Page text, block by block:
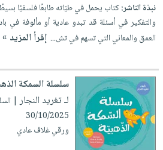
إختياراتنا
كتب
أكاديمية
صندوق
القراءة
English
books
iKitab
بلا
أسئلة
يتكرر
طرحها
تحميل
iKitab
أسئلة
يتكرر
طرحها
masmu3
على
Android
تحميل
masmu3
المواضيع
الأكثر
إختياراتنا
وسائل
تعليمية
صندوق
القراءة
تعليمية
والعناية
الشخصية
جديد
الكل
أجهزةالمطبخ
نبذة الناشر:كتاب يحمل في طيّاته طابعًا فلسفيًا
والتفكير في أسئلة قد تبدو عادية أو مألوفة في
العمق والمعاني التي تسهم في تش... إقرأ المزيد »
سلسلة السمكة
لـ تغريد النجار|
30/10/2025
ورقي غلاف عادي